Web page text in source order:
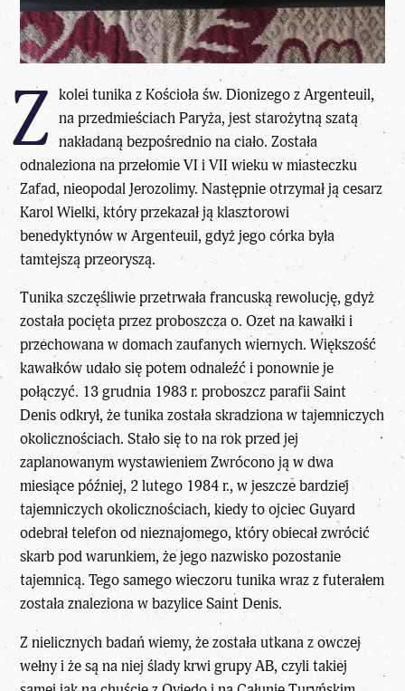
Z kolei tunika z Kościoła św. Dionizego z Argenteuil,
na przedmieściach Paryża, jest starożytną szatą
nakładaną bezpośrednio na ciało. Została
odnaleziona na przełomie VI i VII wieku w miasteczku
Zafad, nieopodal Jerozolimy. Następnie otrzymał ją cesarz
Karol Wielki, który przekazał ją klasztorowi
benedyktynów w Argenteuil, gdyż jego córka była
tamtejszą przeoryszą.
Tunika szczęśliwie przetrwała francuską rewolucję, gdyż
została pocięta przez proboszcza o. Ozet na kawałki i
przechowana w domach zaufanych wiernych. Większość
kawałków udało się potem odnaleźć i ponownie je
połączyć. 13 grudnia 1983 r. proboszcz parafii Saint
Denis odkrył, że tunika została skradziona w tajemniczych
okolicznościach. Stało się to na rok przed jej
zaplanowanym wystawieniem Zwrócono ją w dwa
miesiące później, 2 lutego 1984 r., w jeszcze bardziej
tajemniczych okolicznościach, kiedy to ojciec Guyard
odebrał telefon od nieznajomego, który obiecał zwrócić
skarb pod warunkiem, że jego nazwisko pozostanie
tajemnicą. Tego samego wieczoru tunika wraz z futerałem
została znaleziona w bazylice Saint Denis.
Z nielicznych badań wiemy, że została utkana z owczej
wełny i że są na niej ślady krwi grupy AB, czyli takiej